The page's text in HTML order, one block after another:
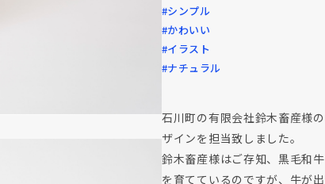
#シンプル
#かわいい
#イラスト
#ナチュラル
石川町の有限会社鈴木畜産様
ザインを担当致しました。
鈴木畜産様はご存知、黒毛和
を育てているのですが、牛が